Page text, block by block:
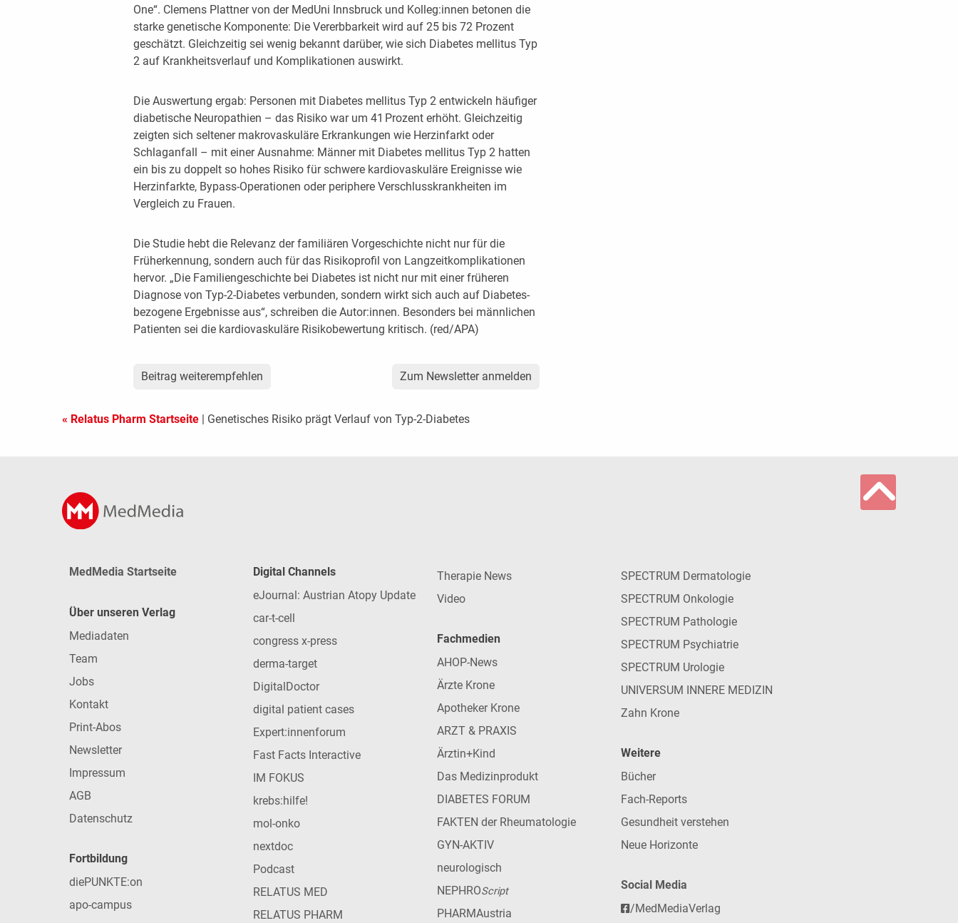
One“. Clemens Plattner von der MedUni Innsbruck und Kolleg:innen betonen die
starke genetische Komponente: Die Vererbbarkeit wird auf 25 bis 72 Prozent
geschätzt. Gleichzeitig sei wenig bekannt darüber, wie sich Diabetes mellitus Typ
2 auf Krankheitsverlauf und Komplikationen auswirkt.
Die Auswertung ergab: Personen mit Diabetes mellitus Typ 2 entwickeln häufiger
diabetische Neuropathien – das Risiko war um 41 Prozent erhöht. Gleichzeitig
zeigten sich seltener makrovaskuläre Erkrankungen wie Herzinfarkt oder
Schlaganfall – mit einer Ausnahme: Männer mit Diabetes mellitus Typ 2 hatten
ein bis zu doppelt so hohes Risiko für schwere kardiovaskuläre Ereignisse wie
Herzinfarkte, Bypass-Operationen oder periphere Verschlusskrankheiten im
Vergleich zu Frauen.
Die Studie hebt die Relevanz der familiären Vorgeschichte nicht nur für die
Früherkennung, sondern auch für das Risikoprofil von Langzeitkomplikationen
hervor. „Die Familiengeschichte bei Diabetes ist nicht nur mit einer früheren
Diagnose von Typ-2-Diabetes verbunden, sondern wirkt sich auch auf Diabetes-
bezogene Ergebnisse aus“, schreiben die Autor:innen. Besonders bei männlichen
Patienten sei die kardiovaskuläre Risikobewertung kritisch. (red/APA)
Beitrag weiterempfehlen Zum Newsletter anmelden
« Relatus Pharm Startseite | Genetisches Risiko prägt Verlauf von Typ-2-Diabetes
MedMedia Startseite
Über unseren Verlag
Mediadaten
Team
Jobs
Kontakt
Print-Abos
Newsletter
Impressum
AGB
Datenschutz
Fortbildung
diePUNKTE:on
apo-campus
Digital Channels
eJournal: Austrian Atopy Update
car-t-cell
congress x-press
derma-target
DigitalDoctor
digital patient cases
Expert:innenforum
Fast Facts Interactive
IM FOKUS
krebs:hilfe!
mol-onko
nextdoc
Podcast
RELATUS MED
RELATUS PHARM
Therapie News
Video
Fachmedien
AHOP-News
Ärzte Krone
Apotheker Krone
ARZT & PRAXIS
Ärztin+Kind
Das Medizinprodukt
DIABETES FORUM
FAKTEN der Rheumatologie
GYN-AKTIV
neurologisch
NEPHROScript
PHARMAustria
SPECTRUM Dermatologie
SPECTRUM Onkologie
SPECTRUM Pathologie
SPECTRUM Psychiatrie
SPECTRUM Urologie
UNIVERSUM INNERE MEDIZIN
Zahn Krone
Weitere
Bücher
Fach-Reports
Gesundheit verstehen
Neue Horizonte
Social Media
/MedMediaVerlag